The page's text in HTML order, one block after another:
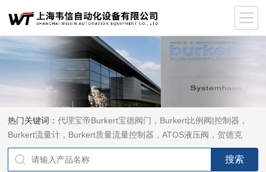
热门关键词：代理宝帝Burkert宝德阀门，Burkert比例阀|控制器，
Burkert流量计，Burkert质量流量控制器，ATOS液压阀，贺德克
HYDAC传感器，ASCO电磁阀，ASCO阀门，REXROTH力士乐阀
泵，安沃驰Aventics电磁阀|气缸，Samson萨姆森定位器